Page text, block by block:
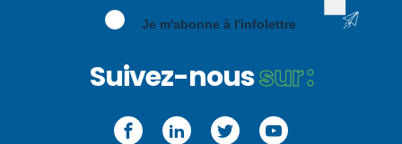
Je m'abonne à l'infolettre
Suivez-noussur :
FacebookLinkedInTwitterYouTube